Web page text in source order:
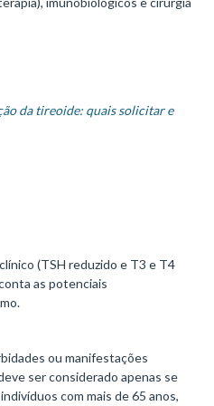
da tireoide: quais solicitar e
(TSH reduzido e T3 e T4
as potenciais
ou manifestações
ser considerado apenas se
com mais de 65 anos,